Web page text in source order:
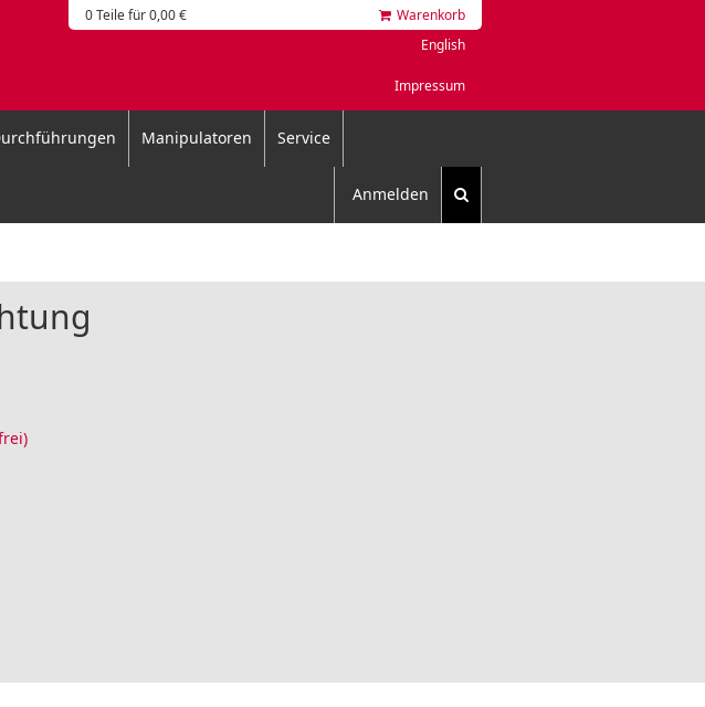
0 Teile für 0,00 €
Warenkorb
English
Impressum
Manipulatoren Service
Anmelden